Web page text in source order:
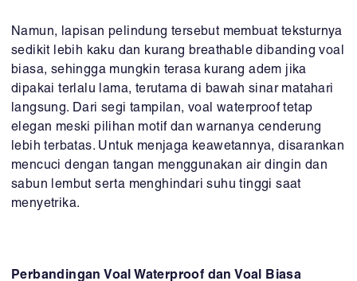
Namun, lapisan pelindung tersebut membuat teksturnya
sedikit lebih kaku dan kurang breathable dibanding voal
biasa, sehingga mungkin terasa kurang adem jika
dipakai terlalu lama, terutama di bawah sinar matahari
langsung. Dari segi tampilan, voal waterproof tetap
elegan meski pilihan motif dan warnanya cenderung
lebih terbatas. Untuk menjaga keawetannya, disarankan
mencuci dengan tangan menggunakan air dingin dan
sabun lembut serta menghindari suhu tinggi saat
menyetrika.
Perbandingan Voal Waterproof dan Voal Biasa